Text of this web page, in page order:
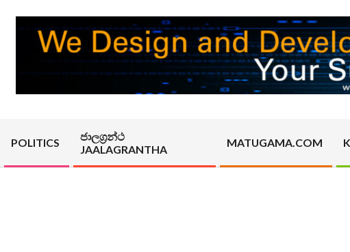
POLITICS
ජාලග්‍රන්ථ
JAALAGRANTHA
MATUGAMA.COM